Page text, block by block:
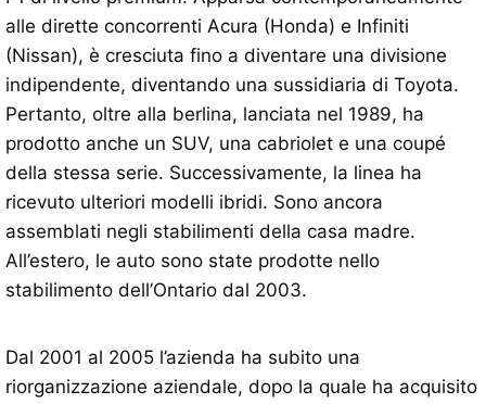
alle dirette concorrenti Acura (Honda) e Infiniti
(Nissan), è cresciuta fino a diventare una divisione
indipendente, diventando una sussidiaria di Toyota.
Pertanto, oltre alla berlina, lanciata nel 1989, ha
prodotto anche un SUV, una cabriolet e una coupé
della stessa serie. Successivamente, la linea ha
ricevuto ulteriori modelli ibridi. Sono ancora
assemblati negli stabilimenti della casa madre.
All’estero, le auto sono state prodotte nello
stabilimento dell’Ontario dal 2003.
Dal 2001 al 2005 l’azienda ha subito una
riorganizzazione aziendale, dopo la quale ha acquisito